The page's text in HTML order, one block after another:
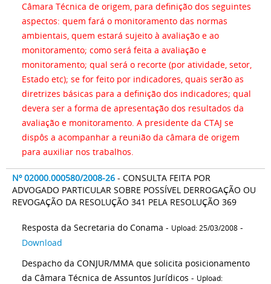
Câmara Técnica de origem, para definição dos seguintes
aspectos: quem fará o monitoramento das normas
ambientais, quem estará sujeito à avaliação e ao
monitoramento; como será feita a avaliação e
monitoramento; qual será o recorte (por atividade, setor,
Estado etc); se for feito por indicadores, quais serão as
diretrizes básicas para a definição dos indicadores; qual
devera ser a forma de apresentação dos resultados da
avaliação e monitoramento. A presidente da CTAJ se
dispôs a acompanhar a reunião da câmara de origem
para auxiliar nos trabalhos.
Nº 02000.000580/2008-26 - CONSULTA FEITA POR
ADVOGADO PARTICULAR SOBRE POSSÍVEL DERROGAÇÃO OU
REVOGAÇÃO DA RESOLUÇÃO 341 PELA RESOLUÇÃO 369
Resposta da Secretaria do Conama - Upload: 25/03/2008 -
Download
Despacho da CONJUR/MMA que solicita posicionamento
da Câmara Técnica de Assuntos Jurídicos - Upload: